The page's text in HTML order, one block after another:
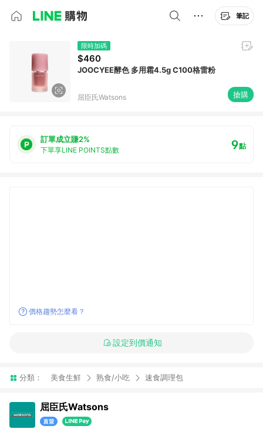
筆記
限時加碼
$460
JOOCYEE酵色 多用霜4.5g C100格雷粉
屈臣氏Watsons 搶購
訂單成立賺2%
下單享LINE POINTS點數 9點
價格趨勢怎麼看？
設定到價通知
分類： 美食生鮮 熟食/小吃 速食調理包
屈臣氏Watsons